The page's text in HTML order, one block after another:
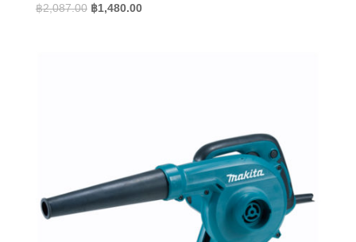
฿2,087.00 Original
฿1,480.00Current